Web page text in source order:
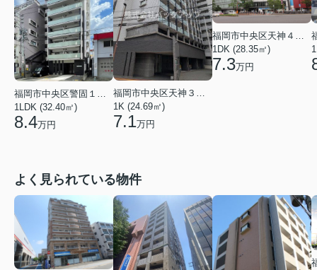
1LDK (32.40㎡)
8.4万円
福岡市中央区天神３丁目
1K (24.69㎡)
7.1万円
1DK (28.35㎡)
7.3万円
よく見られている物件